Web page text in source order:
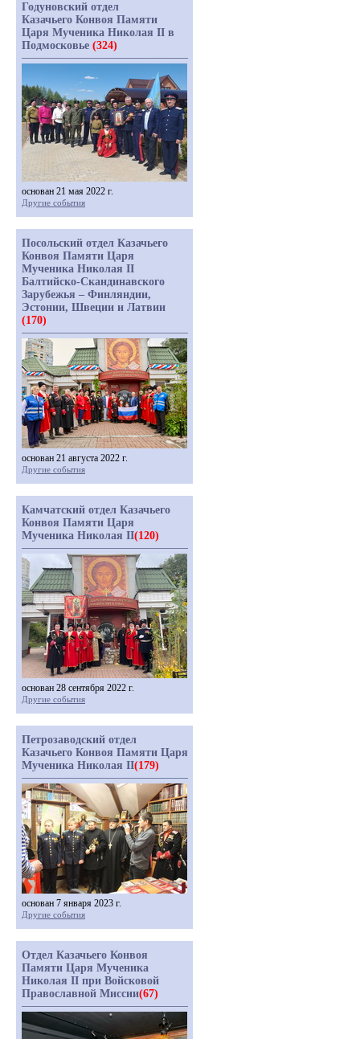
Годуновский отдел
Казачьего Конвоя Памяти
Царя Мученика Николая II в
Подмосковье (324)
основан 21 мая 2022 г.
Другие события
Посольский отдел Казачьего
Конвоя Памяти Царя
Мученика Николая II
Балтийско-Скандинавского
Зарубежья – Финляндии,
Эстонии, Швеции и Латвии
(170)
основан 21 августа 2022 г.
Другие события
Камчатский отдел Казачьего
Конвоя Памяти Царя
Мученика Николая II(120)
основан 28 сентября 2022 г.
Другие события
Петрозаводский отдел
Казачьего Конвоя Памяти Царя
Мученика Николая II(179)
основан 7 января 2023 г.
Другие события
Отдел Казачьего Конвоя
Памяти Царя Мученика
Николая II при Войсковой
Православной Миссии(67)